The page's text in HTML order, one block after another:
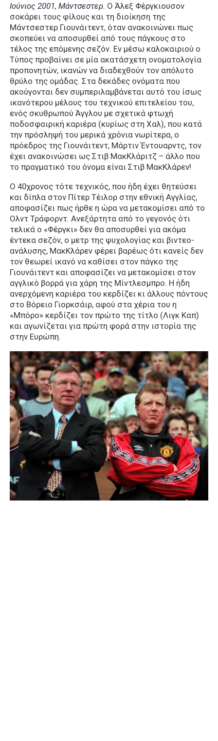
Ιούνιος 2001, Μάντσεστερ. Ο Άλεξ Φέργκιουσον
σοκάρει τους φίλους και τη διοίκηση της
Μάντσεστερ Γιουνάιτεντ, όταν ανακοινώνει πως
σκοπεύει να αποσυρθεί από τους πάγκους στο
τέλος της επόμενης σεζόν. Εν μέσω καλοκαιριού ο
Τύπος προβαίνει σε μία ακατάσχετη ονοματολογία
προπονητών, ικανών να διαδεχθούν τον απόλυτο
θρύλο της ομάδας. Στα δεκάδες ονόματα που
ακούγονται δεν συμπεριλαμβάνεται αυτό του ίσως
ικανότερου μέλους του τεχνικού επιτελείου του,
ενός σκυθρωπού Άγγλου με σχετικά φτωχή
ποδοσφαιρική καριέρα (κυρίως στη Χαλ), που κατά
την πρόσληψή του μερικά χρόνια νωρίτερα, ο
πρόεδρος της Γιουνάιτεντ, Μάρτιν Έντουαρντς, τον
έχει ανακοινώσει ως Στιβ ΜακΚλάριτζ – άλλο που
το πραγματικό του όνομα είναι Στιβ ΜακΚλάρεν!
Ο 40χρονος τότε τεχνικός, που ήδη έχει θητεύσει
και δίπλα στον Πίτερ Τέιλορ στην εθνική Αγγλίας,
αποφασίζει πως ήρθε η ώρα να μετακομίσει από το
Ολντ Τράφορντ. Ανεξάρτητα από το γεγονός ότι
τελικά ο «Φέργκι» δεν θα αποσυρθεί για ακόμα
έντεκα σεζόν, ο μετρ της ψυχολογίας και βιντεο-
ανάλυσης, ΜακΚλάρεν φέρει βαρέως ότι κανείς δεν
τον θεωρεί ικανό να καθίσει στον πάγκο της
Γιουνάιτεντ και αποφασίζει να μετακομίσει στον
αγγλικό βορρά για χάρη της Μίντλεσμπρο. Η ήδη
ανερχόμενη καριέρα του κερδίζει κι άλλους πόντους
στο Βόρειο Γιορκσάιρ, αφού στα χέρια του η
«Μπόρο» κερδίζει τον πρώτο της τίτλο (Λιγκ Καπ)
και αγωνίζεται για πρώτη φορά στην ιστορία της
στην Ευρώπη.